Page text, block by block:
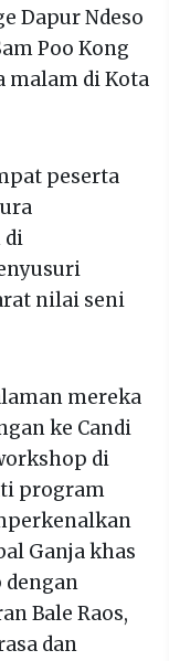
Dapur Ndeso
Poo Kong
malam di Kota
peserta
di
nilai seni
mereka
ke Candi
di
program
Ganja khas
dengan
Bale Raos,
dan